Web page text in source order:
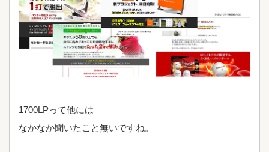
1700LPって他には
なかなか聞いたこと無いですね。